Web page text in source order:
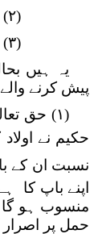
(۲) عورت کو قانون شہادت برائے حدود میں مستثنٰی کرنے کے قانون میں ترمیم ہونی چاہیئے۔
(۳) زنا آرڈیننس معصوم افراد کی زندگیوں میں دہشت پیدا کر رہا ہے۔ـ‘‘
یہ ہیں
پیش کرنے
(۱) حق
حکیم نے
نسبت ان کے
اپنے باپ
منسوب ہو گا
حمل پر